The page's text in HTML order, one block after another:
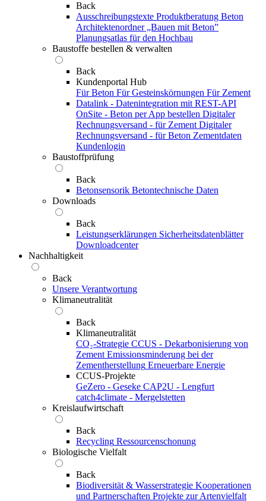
Back
Ausschreibungstexte Produktberatung Beton
Architektenordner „Bauen mit Beton”
Planungsatlas für den Hochbau
Baustoffe bestellen & verwalten
Back
Kundenportal Hub
Für Beton Für Gesteinskörnungen Für Zement
Datalink - Datenintegration mit REST-API
OnSite - Beton per App bestellen Digitaler
Rechnungsversand - für Zement Digitaler
Rechnungsversand - für Beton Zementdaten
Kundenlogin
Baustoffprüfung
Back
Betonsensorik Betontechnische Daten
Downloads
Back
Leistungserklärungen Sicherheitsdatenblätter
Downloadcenter
Nachhaltigkeit
Back
Unsere Verantwortung
Klimaneutralität
Back
Klimaneutralität
CO₂-Strategie CCUS - Dekarbonisierung von
Zement Emissionsminderung bei der
Zementherstellung Erneuerbare Energie
CCUS-Projekte
GeZero - Geseke CAP2U - Lengfurt
catch4climate - Mergelstetten
Kreislaufwirtschaft
Back
Recycling Ressourcenschonung
Biologische Vielfalt
Back
Biodiversität & Wasserstrategie Kooperationen
und Partnerschaften Projekte zur Artenvielfalt